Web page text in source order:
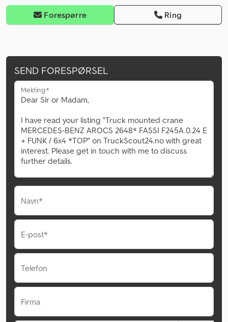
Forespørre Ring
SEND FORESPØRSEL
Melding*
Navn*
E-post*
Telefon
Firma